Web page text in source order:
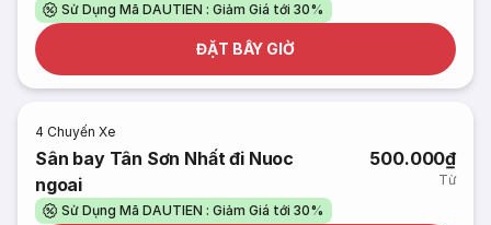
Sử Dụng Mã DAUTIEN : Giảm Giá tới 30%
ĐẶT BÂY GIỜ
4 Chuyến Xe
Sân bay Tân Sơn Nhất đi Nuoc
ngoai
500.000₫
Từ
Sử Dụng Mã DAUTIEN : Giảm Giá tới 30%